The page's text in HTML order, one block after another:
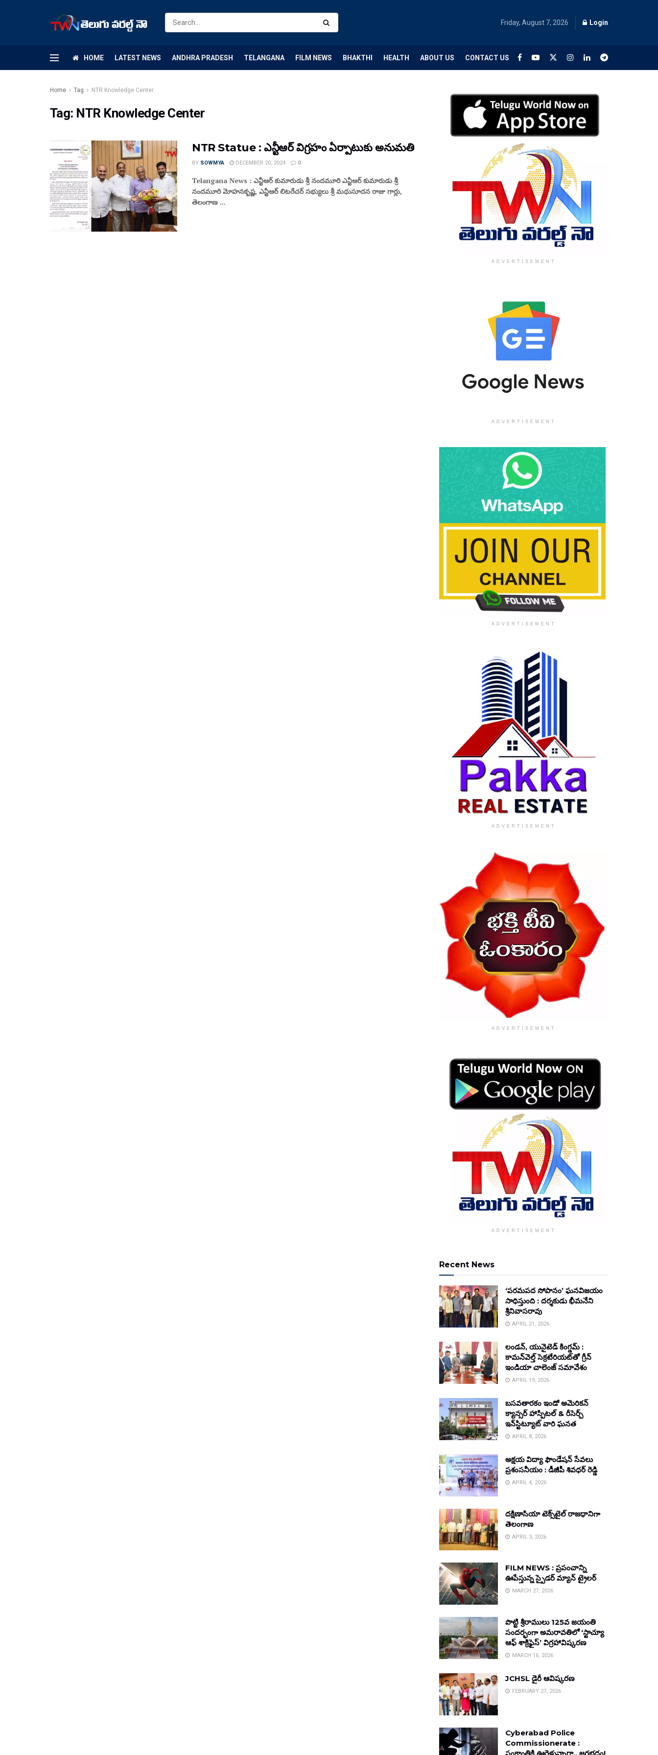
Friday, August 7, 2026 Login
HOME LATEST NEWS ANDHRA PRADESH TELANGANA FILM NEWS BHAKTHI HEALTH ABOUT US CONTACT US
Home Tag NTR Knowledge Center
Tag: NTR Knowledge Center
NTR Statue : ఎన్టీఆర్ విగ్రహం ఏర్పాటుకు అనుమతి
BY SOWMYA DECEMBER 20, 2024 0
Telangana News : ఎన్టీఆర్‌ కుమారుడు శ్రీ నందమూరి ఎన్టీఆర్‌ కుమారుడు శ్రీ
నందమూరి మోహనకృష్ణ, ఎన్టీఆర్‌ లిటరేచర్‌ సభ్యులు శ్రీ మధుసూదన రాజు గార్లు,
తెలంగాణ ...
ADVERTISEMENT
ADVERTISEMENT
ADVERTISEMENT
ADVERTISEMENT
ADVERTISEMENT
ADVERTISEMENT
Recent News
‘పరమపద సోపానం’ ఘనవిజయం
సాధిస్తుంది : దర్శకుడు భీమనేని
శ్రీనివాసరావు
APRIL 21, 2026
లండన్, యునైటెడ్ కింగ్డమ్ :
కామన్‌వెల్త్ సెక్రటేరియట్‌తో గ్రీన్
ఇండియా చాలెంజ్ సమావేశం
APRIL 19, 2026
బసవతారకం ఇండో అమెరికన్
క్యాన్సర్ హాస్పిటల్ & రీసెర్చ్
ఇన్‌స్టిట్యూట్ వారి ఘనత
APRIL 8, 2026
అక్షయ విద్యా ఫౌండేషన్ సేవలు
ప్రశంసనీయం : డీజీపీ శివధర్ రెడ్డి
APRIL 4, 2026
దక్షిణాసియా టెక్స్‌టైల్ రాజధానిగా
తెలంగాణ
APRIL 3, 2026
FILM NEWS : ప్రపంచాన్ని
ఊపేస్తున్న స్పైడర్ మ్యాన్ ట్రైలర్
MARCH 27, 2026
పొట్టి శ్రీరాములు 125వ జయంతి
సందర్భంగా అమరావతిలో ‘స్టాచ్యూ
ఆఫ్ శాక్రిఫైస్’ విగ్రహావిష్కరణ
MARCH 16, 2026
JCHSL డైరీ ఆవిష్కరణ
FEBRUARY 27, 2026
Cyberabad Police
Commissionerate :